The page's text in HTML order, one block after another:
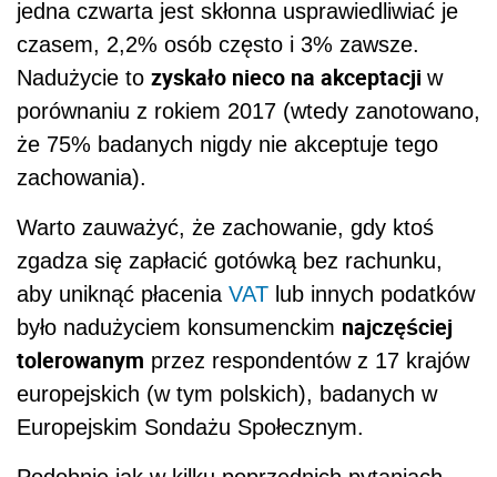
jedna czwarta jest skłonna usprawiedliwiać je
czasem, 2,2% osób często i 3% zawsze.
Nadużycie to zyskało nieco na akceptacji w
porównaniu z rokiem 2017 (wtedy zanotowano,
że 75% badanych nigdy nie akceptuje tego
zachowania).
Warto zauważyć, że zachowanie, gdy ktoś
zgadza się zapłacić gotówką bez rachunku,
aby uniknąć płacenia VAT lub innych podatków
było nadużyciem konsumenckim najczęściej
tolerowanym przez respondentów z 17 krajów
europejskich (w tym polskich), badanych w
Europejskim Sondażu Społecznym.